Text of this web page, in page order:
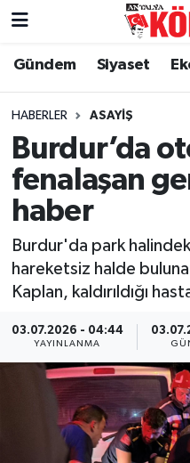
Gündem Siyaset
HABERLER ASAYIŞ
Burdur’da
fenalaşan
haber
Burdur'da park
hareketsiz halde
Kaplan, kaldırıldığı
03.07.2026 - 04:44
YAYINLANMA
Gündem
Siyaset
Yerel Yönetim
Ekonomi
Spor
Yaşam
Asayiş
Dünya
Eğitim
Nöbetçi Eczaneler
Hava Durumu
Trafik Durumu
Süper Lig Puan
Tüm Manşetler
Son Dakika
Haber Arşivi